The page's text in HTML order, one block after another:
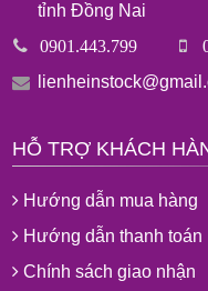
tỉnh Đồng Nai
0901.443.799
HỖ TRỢ KHÁCH
Hướng dẫn mua hàng
Hướng dẫn thanh toán
Chính sách giao nhận